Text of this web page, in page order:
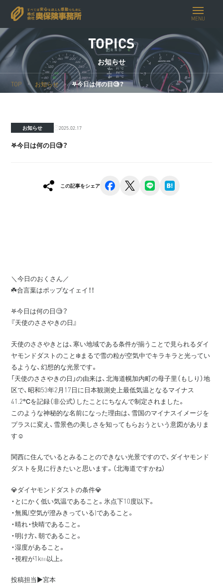
MENU
TOPICS
お知らせ
TOP お知らせ 𖤐今日は何の日🧐？
お知らせ 2025.02.17
𖤐今日は何の日🧐？
この記事をシェア facebook line
＼今日のおくさん／
☘️合言葉はポップなイェイ！！
𖤐今日は何の日🧐？
『天使のささやきの日』
天使のささやきとは、寒い地域である条件が揃うことで見られるダイ
ヤモンドダストのこと❄️まるで雪の粒が空気中でキラキラと光ってい
るような、幻想的な光景です。
「天使のささやきの日」の由来は、北海道幌加内町の母子里（もしり）地
区で、昭和53年2月17日に日本観測史上最低気温となるマイナス
41.2℃を記録（非公式）したことにちなんで制定されました。
このような神秘的な名前になった理由は、雪国のマイナスイメージを
プラスに変え、雪景色の美しさを知ってもらおうという意図がありま
す☺️
関西に住んでいるとみることのできない光景ですので、ダイヤモンド
ダストを見に行きたいと思います。（北海道ですかね）
💎ダイヤモンドダストの条件💎
・とにかく低い気温であること。氷点下10度以下。
・無風(空気が澄みきっている)であること。
・晴れ・快晴であること。
・明け方、朝であること。
・湿度があること。
・視程が1km以上。
投稿担当▶️宮本